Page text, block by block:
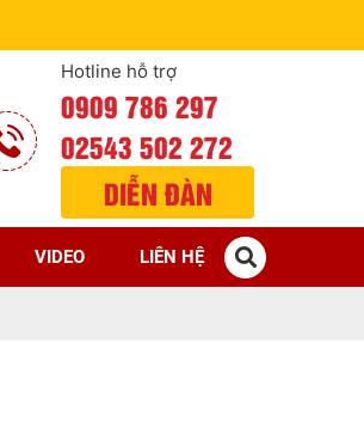
Hotline hỗ trợ
0909 786 297
02543 502 272
DIỄN ĐÀN
VIDEO LIÊN HỆ